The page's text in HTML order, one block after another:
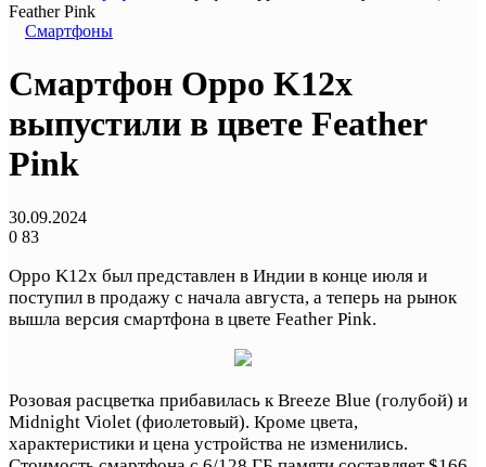
Feather Pink
Смартфоны
Смартфон Oppo K12x
выпустили в цвете Feather
Pink
30.09.2024
0 83
Oppo K12x был представлен в Индии в конце июля и
поступил в продажу с начала августа, а теперь на рынок
вышла версия смартфона в цвете Feather Pink.
Розовая расцветка прибавилась к Breeze Blue (голубой) и
Midnight Violet (фиолетовый). Кроме цвета,
характеристики и цена устройства не изменились.